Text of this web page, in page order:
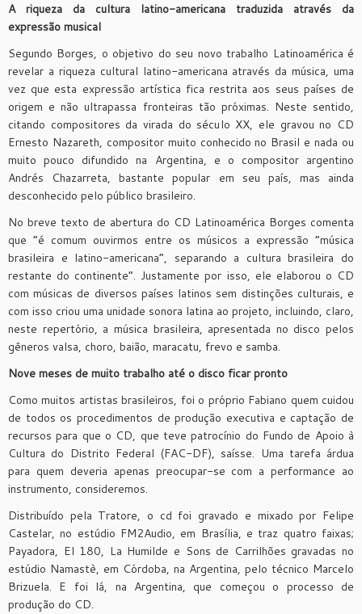
A riqueza da cultura latino-americana traduzida através da
expressão musical
Segundo Borges, o objetivo do seu novo trabalho Latinoamérica é
revelar a riqueza cultural latino-americana através da música, uma
vez que esta expressão artística fica restrita aos seus países de
origem e não ultrapassa fronteiras tão próximas. Neste sentido,
citando compositores da virada do século XX, ele gravou no CD
Ernesto Nazareth, compositor muito conhecido no Brasil e nada ou
muito pouco difundido na Argentina, e o compositor argentino
Andrés Chazarreta, bastante popular em seu país, mas ainda
desconhecido pelo público brasileiro.
No breve texto de abertura do CD Latinoamérica Borges comenta
que “é comum ouvirmos entre os músicos a expressão “música
brasileira e latino-americana”, separando a cultura brasileira do
restante do continente”. Justamente por isso, ele elaborou o CD
com músicas de diversos países latinos sem distinções culturais, e
com isso criou uma unidade sonora latina ao projeto, incluindo, claro,
neste repertório, a música brasileira, apresentada no disco pelos
gêneros valsa, choro, baião, maracatu, frevo e samba.
Nove meses de muito trabalho até o disco ficar pronto
Como muitos artistas brasileiros, foi o próprio Fabiano quem cuidou
de todos os procedimentos de produção executiva e captação de
recursos para que o CD, que teve patrocínio do Fundo de Apoio à
Cultura do Distrito Federal (FAC-DF), saísse. Uma tarefa árdua
para quem deveria apenas preocupar-se com a performance ao
instrumento, consideremos.
Distribuído pela Tratore, o cd foi gravado e mixado por Felipe
Castelar, no estúdio FM2Audio, em Brasília, e traz quatro faixas;
Payadora, El 180, La Humilde e Sons de Carrilhões gravadas no
estúdio Namastè, em Córdoba, na Argentina, pelo técnico Marcelo
Brizuela. E foi lá, na Argentina, que começou o processo de
produção do CD.